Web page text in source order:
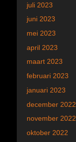
juli 2023
juni 2023
mei 2023
april 2023
maart 2023
februari 2023
januari 2023
december 2022
november 2022
oktober 2022